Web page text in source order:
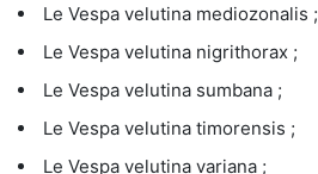
Le Vespa velutina mediozonalis ;
Le Vespa velutina nigrithorax ;
Le Vespa velutina sumbana ;
Le Vespa velutina timorensis ;
Le Vespa velutina variana ;